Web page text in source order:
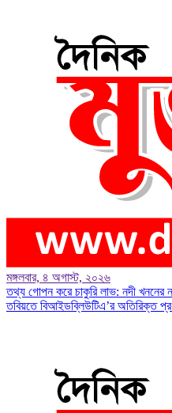
মঙ্গলবার, ৪ অগাস্ট, ২০২৬
তথ্য গোপন করে চাকুরি লাভ: নদী খননের
তবিয়তে বিআইডব্লিউটিএ’র অতিরিক্ত